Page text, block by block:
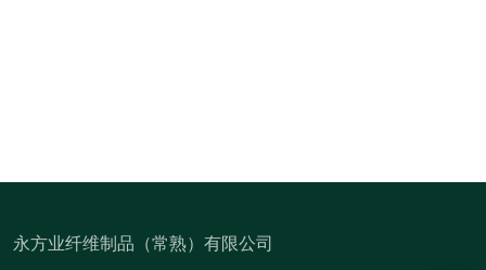
永方业纤维制品（常熟）有限公司